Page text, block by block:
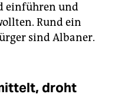
einführen und
Rund ein
sind Albaner.
droht